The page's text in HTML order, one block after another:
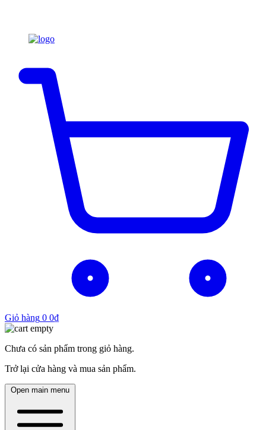
Giỏ hàng 0 0₫
Chưa có sản phẩm trong giỏ hàng.
Trở lại cửa hàng và mua sản phẩm.
Open main menu